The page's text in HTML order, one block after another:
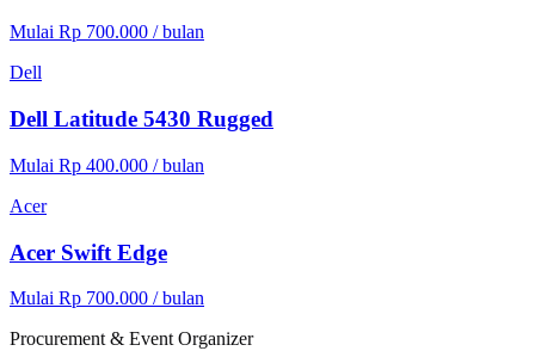
Mulai Rp 700.000 / bulan
Dell
Dell Latitude 5430 Rugged
Mulai Rp 400.000 / bulan
Acer
Acer Swift Edge
Mulai Rp 700.000 / bulan
Procurement & Event Organizer